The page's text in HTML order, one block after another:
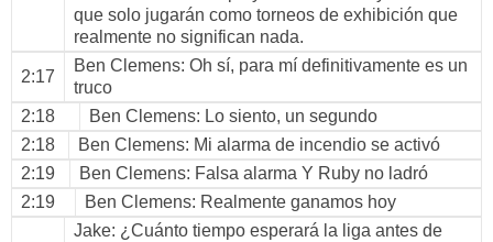
que solo jugarán como torneos de exhibición que
realmente no significan nada.
2:17
Ben Clemens: Oh sí, para mí definitivamente es un
truco
2:18
Ben Clemens: Lo siento, un segundo
2:18
Ben Clemens: Mi alarma de incendio se activó
2:19
Ben Clemens: Falsa alarma Y Ruby no ladró
2:19
Ben Clemens: Realmente ganamos hoy
Jake: ¿Cuánto tiempo esperará la liga antes de